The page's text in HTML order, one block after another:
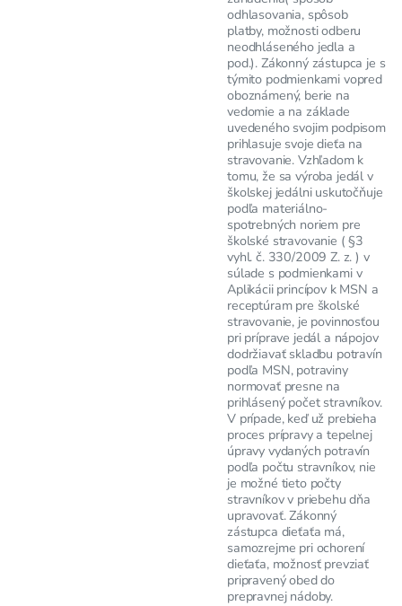
odhlasovania, spôsob
platby, možnosti odberu
neodhláseného jedla a
pod.). Zákonný zástupca je s
týmito podmienkami vopred
oboznámený, berie na
vedomie a na základe
uvedeného svojim podpisom
prihlasuje svoje dieťa na
stravovanie. Vzhľadom k
tomu, že sa výroba jedál v
školskej jedálni uskutočňuje
podľa materiálno-
spotrebných noriem pre
školské stravovanie ( §3
vyhl. č. 330/2009 Z. z. ) v
súlade s podmienkami v
Aplikácii princípov k MSN a
receptúram pre školské
stravovanie, je povinnosťou
pri príprave jedál a nápojov
dodržiavať skladbu potravín
podľa MSN, potraviny
normovať presne na
prihlásený počet stravníkov.
V prípade, keď už prebieha
proces prípravy a tepelnej
úpravy vydaných potravín
podľa počtu stravníkov, nie
je možné tieto počty
stravníkov v priebehu dňa
upravovať. Zákonný
zástupca dieťaťa má,
samozrejme pri ochorení
dieťaťa, možnosť prevziať
pripravený obed do
prepravnej nádoby.